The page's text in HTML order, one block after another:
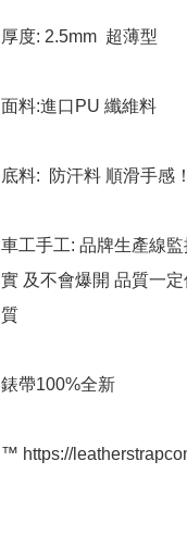
厚度: 2.5mm  超薄型
面料:進口PU 纖維料
底料:  防汗料 順滑手感！
車工手工: 品牌生產線
實 及不會爆開 品質一
質
錶帶100%全新
™️ https://